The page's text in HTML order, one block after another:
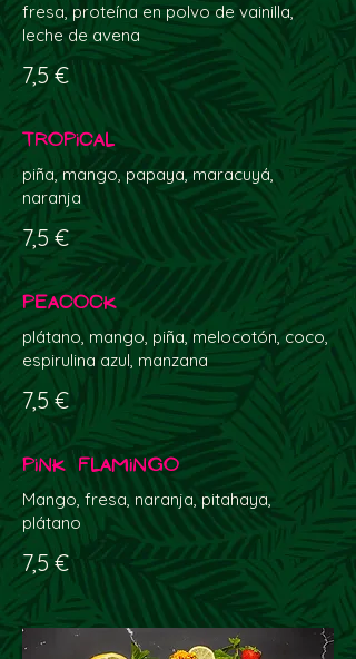
fresa, proteína en polvo de vainilla,
leche de avena
7,5 €
Tropical
piña, mango, papaya, maracuyá,
naranja
7,5 €
Peacock
plátano, mango, piña, melocotón, coco,
espirulina azul, manzana
7,5 €
Pink Flamingo
Mango, fresa, naranja, pitahaya,
plátano
7,5 €